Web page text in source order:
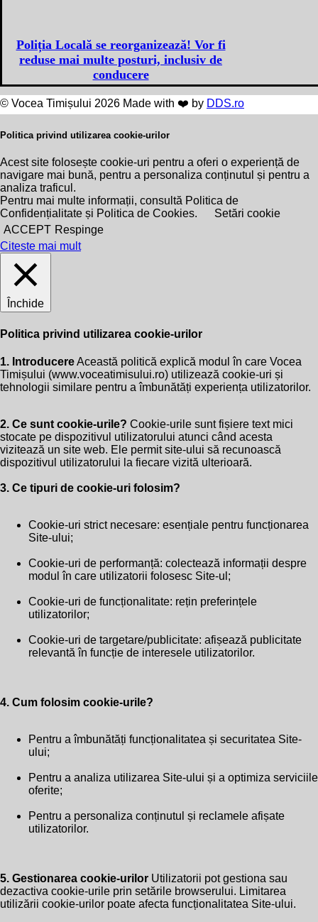
Poliția Locală se reorganizează! Vor fi
reduse mai multe posturi, inclusiv de
conducere
© Vocea Timișului 2026 Made with ❤️ by DDS.ro
Politica privind utilizarea cookie-urilor
Acest site folosește cookie-uri pentru a oferi o experiență de
navigare mai bună, pentru a personaliza conținutul și pentru a
analiza traficul.
Pentru mai multe informații, consultă Politica de
Confidențialitate și Politica de Cookies.
Setări cookie
ACCEPT Respinge
Citeste mai mult
Închide
Politica privind utilizarea cookie-urilor
1. IntroducereAceastă politică explică modul în care Vocea
Timișului (www.voceatimisului.ro) utilizează cookie-uri și
tehnologii similare pentru a îmbunătăți experiența utilizatorilor.
2. Ce sunt cookie-urile? Cookie-urile sunt fișiere text mici
stocate pe dispozitivul utilizatorului atunci când acesta
vizitează un site web. Ele permit site-ului să recunoască
dispozitivul utilizatorului la fiecare vizită ulterioară.
3. Ce tipuri de cookie-uri folosim?
Cookie-uri strict necesare: esențiale pentru funcționarea
Site-ului;
Cookie-uri de performanță: colectează informații despre
modul în care utilizatorii folosesc Site-ul;
Cookie-uri de funcționalitate: rețin preferințele
utilizatorilor;
Cookie-uri de targetare/publicitate: afișează publicitate
relevantă în funcție de interesele utilizatorilor.
4. Cum folosim cookie-urile?
Pentru a îmbunătăți funcționalitatea și securitatea Site-
ului;
Pentru a analiza utilizarea Site-ului și a optimiza serviciile
oferite;
Pentru a personaliza conținutul și reclamele afișate
utilizatorilor.
5. Gestionarea cookie-urilor Utilizatorii pot gestiona sau
dezactiva cookie-urile prin setările browserului. Limitarea
utilizării cookie-urilor poate afecta funcționalitatea Site-ului.